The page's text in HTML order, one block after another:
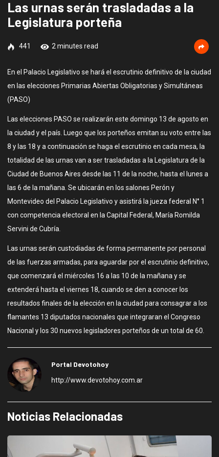
Las urnas serán trasladadas a la
Legislatura porteña
441 2 minutes read
En el Palacio Legislativo se hará el escrutinio definitivo de la ciudad
en las elecciones Primarias Abiertas Obligatorias y Simultáneas
(PASO)
Las elecciones PASO se realizarán este domingo 13 de agosto en
la ciudad y el país. Luego que los porteños emitan su voto entre las
8 y las 18 y a continuación se haga el escrutinio en cada mesa, la
totalidad de las urnas van a ser trasladadas a la Legislatura de la
Ciudad de Buenos Aires desde las 11 de la noche, hasta el lunes a
las 6 de la mañana. Se ubicarán en los salones Perón y
Montevideo del Palacio Legislativo y asistirá la jueza federal N° 1
con competencia electoral en la Capital Federal, María Romilda
Servini de Cubría.
Las urnas serán custodiadas de forma permanente por personal
de las fuerzas armadas, para aguardar por el escrutinio definitivo,
que comenzará el miércoles 16 a las 10 de la mañana y se
extenderá hasta el viernes 18, cuando se den a conocer los
resultados finales de la elección en la ciudad para consagrar a los
flamantes 13 diputados nacionales que integraran el Congreso
Nacional y los 30 nuevos legisladores porteños de un total de 60.
Portal Devotohoy
http://www.devotohoy.com.ar
Noticias Relacionadas